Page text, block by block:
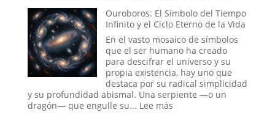
Seda
de
Bandera
Falsa
¿Hasta
Ouroboros: El Símbolo del Tiempo
Infinito y el Ciclo Eterno de la Vida
En el vasto mosaico de símbolos
que el ser humano ha creado
para descifrar el universo y su
propia existencia, hay uno que
destaca por su radical simplicidad
y su profundidad abismal. Una serpiente —o un
dragón— que engulle su... Lee más: